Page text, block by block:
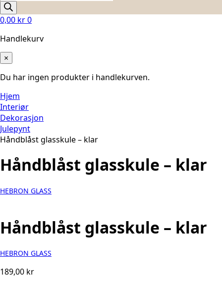
search
0,00 kr0
Handlekurv
×
Du har ingen produkter i handlekurven.
Hjem
Interiør
Dekorasjon
Julepynt
Håndblåst glasskule – klar
Håndblåst glasskule – klar
HEBRON GLASS
Håndblåst glasskule – klar
HEBRON GLASS
189,00 kr